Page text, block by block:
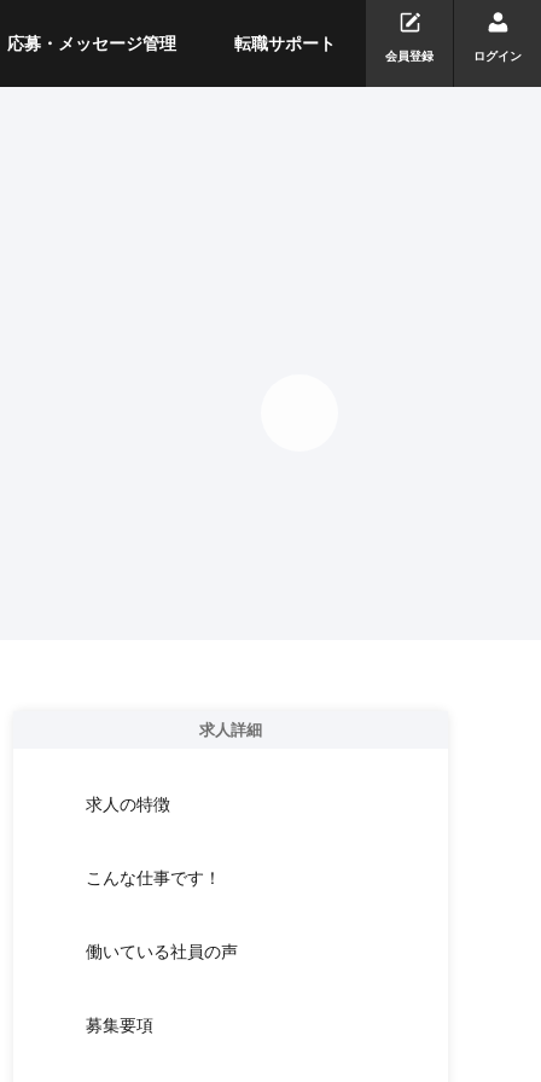
応募・メッセージ管理 転職サポート
会員登録 ログイン
求人詳細
求人の特徴
こんな仕事です！
働いている社員の声
募集要項